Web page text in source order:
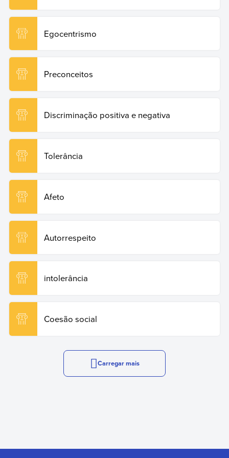
Egocentrismo
Preconceitos
Discriminação positiva e negativa
Tolerância
Afeto
Autorrespeito
intolerância
Coesão social
Carregar mais